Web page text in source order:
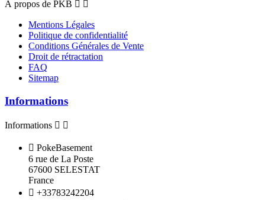
À propos de PKB  
Mentions Légales
Politique de confidentialité
Conditions Générales de Vente
Droit de rétractation
FAQ
Sitemap
Informations
Informations  
 PokeBasement
6 rue de La Poste
67600 SELESTAT
France
 +33783242204